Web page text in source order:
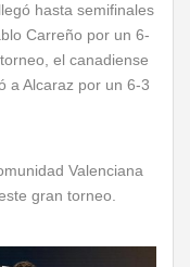
hasta semifinales
Carreño por un 6-
el canadiense
a Alcaraz por un 6-3
Valenciana
gran torneo.